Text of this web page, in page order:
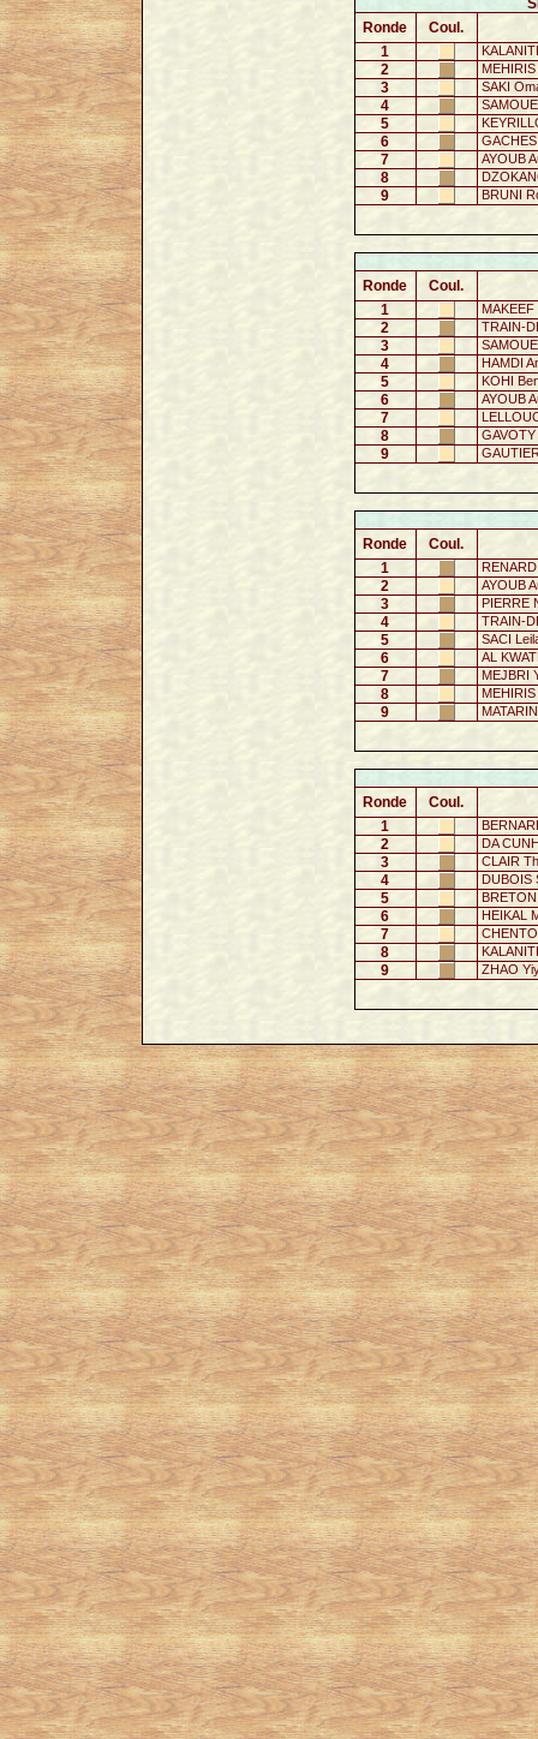
Ronde
Coul.
1
2
3 SAKI
4
5
6
7 AYOUB
8
9 BRUNI
Ronde
Coul.
1
2 TRAIN-
3
4 HAMDI
5 KOHI
6 AYOUB
7
8
9
Ronde
Coul.
1
2 AYOUB
3 PIERRE
4 TRAIN-
5 SACI
6 AL
7 MEJBRI
8
9
Ronde
Coul.
1
2 DA
3 CLAIR
4 DUBOIS
5
6 HEIKAL
7
8
9 ZHAO